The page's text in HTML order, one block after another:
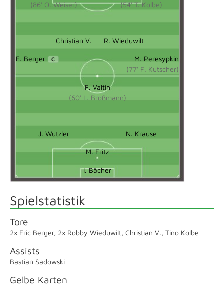
(86' O. Weiser)
(54' T. Kolbe)
Christian V. R. Wieduwilt
E. Berger C
M. Peresypkin
(77' F. Kutscher)
F. Valtin
(60' L. Broßmann)
J. Wutzler N. Krause
M. Fritz
I. Bächer
Spielstatistik
Tore
2x Eric Berger, 2x Robby Wieduwilt, Christian V., Tino Kolbe
Assists
Bastian Sadowski
Gelbe Karten